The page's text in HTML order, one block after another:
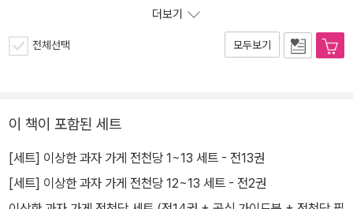
더보기
전체선택 모두보기
이 책이 포함된 세트
[세트] 이상한 과자 가게 전천당 1~13 세트 - 전13권
[세트] 이상한 과자 가게 전천당 12~13 세트 - 전2권